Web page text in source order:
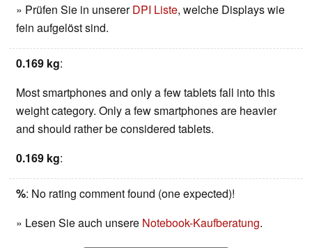
» Prüfen Sie in unsererDPI Liste, welche Displays wie
fein aufgelöst sind.
0.169 kg:
Most smartphones and only a few tablets fall into this
weight category. Only a few smartphones are heavier
and should rather be considered tablets.
0.169 kg:
%: No rating comment found (one expected)!
» Lesen Sie auch unsere Notebook-Kaufberatung.